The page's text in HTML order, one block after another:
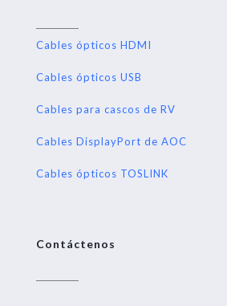
Cables ópticos HDMI
Cables ópticos USB
Cables para cascos de RV
Cables DisplayPort de AOC
Cables ópticos TOSLINK
Contáctenos